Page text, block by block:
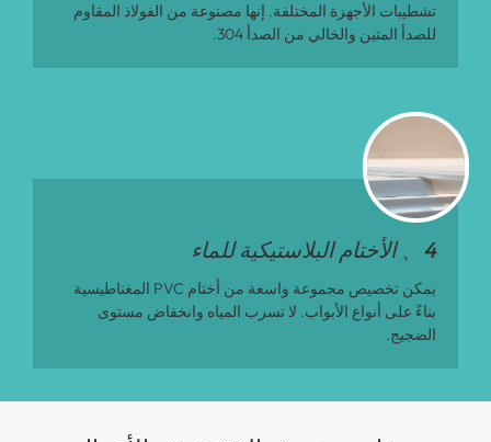
تشطيبات الأجهزة المختلفة. إنها مصنوعة من الفولاذ المقاوم
للصدأ المتين والخالي من الصدأ 304.
4、 الأختام البلاستيكية للماء
يمكن تخصيص مجموعة واسعة من أختام PVC المغناطيسية
بناءً على أنواع الأبواب. لا تسرب المياه وانخفاض مستوى
الضجيج.